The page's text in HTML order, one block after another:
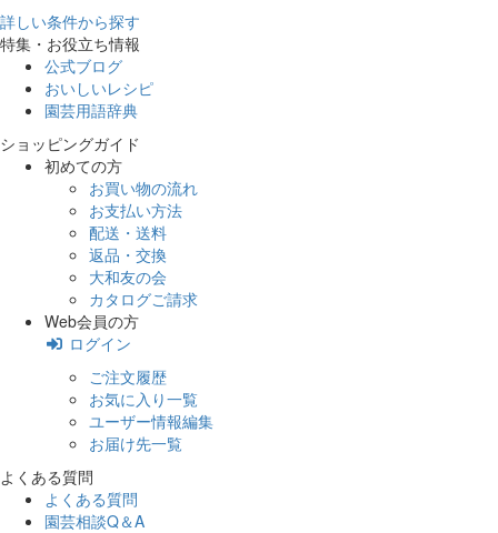
詳しい条件から探す
特集・お役立ち情報
公式ブログ
おいしいレシピ
園芸用語辞典
ショッピングガイド
初めての方
お買い物の流れ
お支払い方法
配送・送料
返品・交換
大和友の会
カタログご請求
Web会員の方
ログイン
ご注文履歴
お気に入り一覧
ユーザー情報編集
お届け先一覧
よくある質問
よくある質問
園芸相談Q＆A